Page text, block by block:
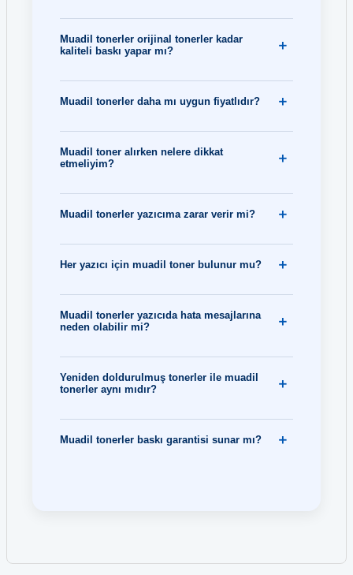
Muadil tonerler orijinal tonerler kadar
kaliteli baskı yapar mı?
Muadil tonerler daha mı uygun fiyatlıdır?
Muadil toner alırken nelere dikkat
etmeliyim?
Muadil tonerler yazıcıma zarar verir mi?
Her yazıcı için muadil toner bulunur mu?
Muadil tonerler yazıcıda hata mesajlarına
neden olabilir mi?
Yeniden doldurulmuş tonerler ile muadil
tonerler aynı mıdır?
Muadil tonerler baskı garantisi sunar mı?